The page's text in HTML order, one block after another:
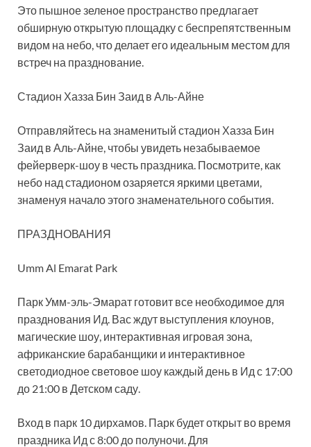
Это пышное зеленое пространство предлагает
обширную открытую площадку с беспрепятственным
видом на небо, что делает его идеальным местом для
встреч на празднование.
Стадион Хазза Бин Заид в Аль-Айне
Отправляйтесь на знаменитый стадион Хазза Бин
Заид в Аль-Айне, чтобы увидеть незабываемое
фейерверк-шоу в честь праздника. Посмотрите, как
небо над стадионом озаряется яркими цветами,
знаменуя начало этого знаменательного события.
ПРАЗДНОВАНИЯ
Umm Al Emarat Park
Парк Умм-эль-Эмарат готовит все необходимое для
празднования Ид. Вас ждут выступления клоунов,
магические шоу, интерактивная игровая зона,
африканские барабанщики и интерактивное
светодиодное световое шоу каждый день в Ид с 17:00
до 21:00 в Детском саду.
Вход в парк 10 дирхамов. Парк будет открыт во время
праздника Ид с 8:00 до полуночи. Для